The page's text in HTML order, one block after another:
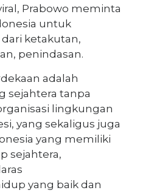
Prabowo meminta
untuk
ketakutan,
penindasan.
adalah
sejahtera tanpa
lingkungan
yang sekaligus juga
yang memiliki
sejahtera,
yang baik dan